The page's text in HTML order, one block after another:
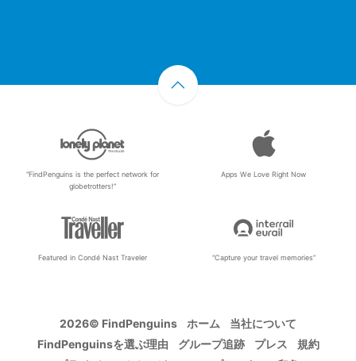
“FindPenguins is the perfect network for
globetrotters!”
Apps We Love Right Now
Featured in Condé Nast Traveler “Capture your travel memories”
2026© FindPenguins ホーム
当社について
FindPenguinsを選ぶ理由
グループ追跡 プレス
規約